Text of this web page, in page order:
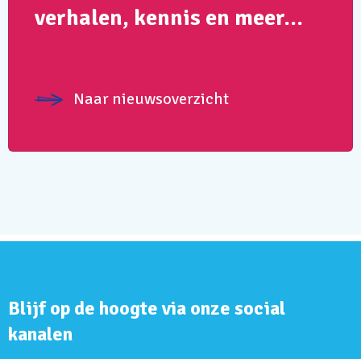
verhalen, kennis en meer…
Naar nieuwsoverzicht
Blijf op de hoogte via onze social
kanalen